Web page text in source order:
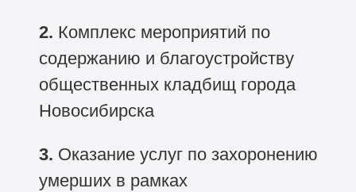
2. Комплекс мероприятий по
содержанию и благоустройству
общественных кладбищ города
Новосибирска
3. Оказание услуг по захоронению
умерших в рамках